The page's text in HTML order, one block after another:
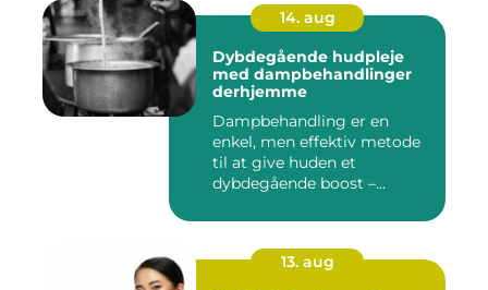
14. aug
Dybdegående hudpleje
med dampbehandlinger
derhjemme
Dampbehandling er en
enkel, men effektiv metode
til at give huden et
dybdegående boost –...
13. aug